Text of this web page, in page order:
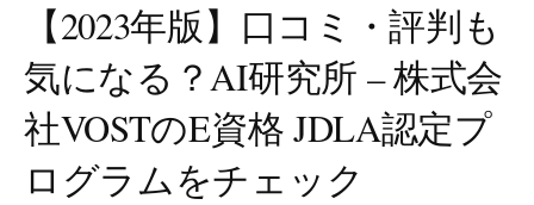
【2023年版】口コミ・評判も
気になる？AI研究所 – 株式会
社VOSTのE資格 JDLA認定プ
ログラムをチェック